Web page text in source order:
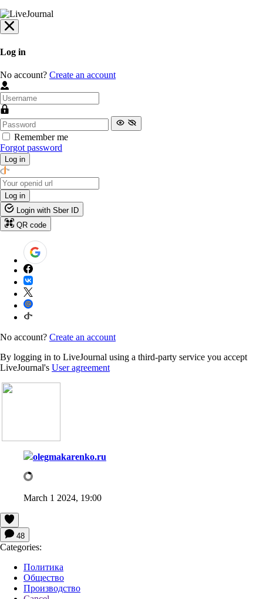
Log in
No account? Create an account
Remember me
Forgot password
Log in
Log in
Login with Sber ID
QR code
No account? Create an account
By logging in to LiveJournal using a third-party service you accept
LiveJournal's User agreement
olegmakarenko.ru
March 1 2024, 19:00
48
Categories:
Политика
Общество
Производство